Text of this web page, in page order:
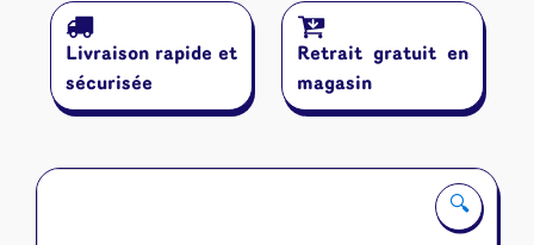
🔍
Nova
Livraison rapide et
sécurisée
Retrait gratuit en
magasin